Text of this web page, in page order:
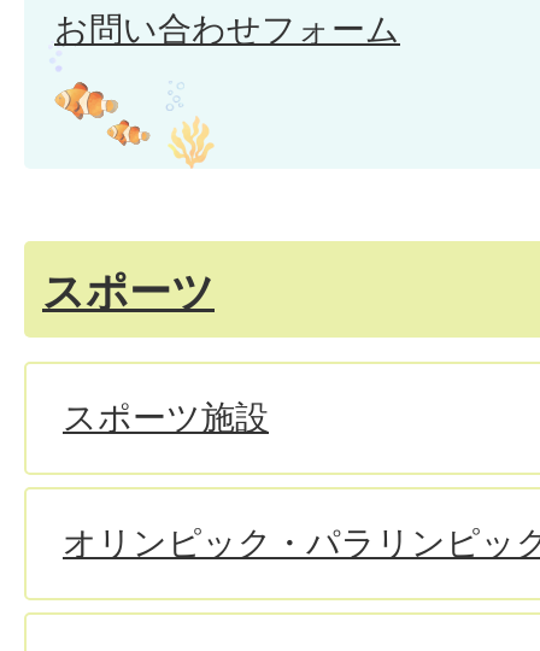
お問い合わせフォーム
スポーツ
スポーツ施設
オリンピック・パラリンピッ